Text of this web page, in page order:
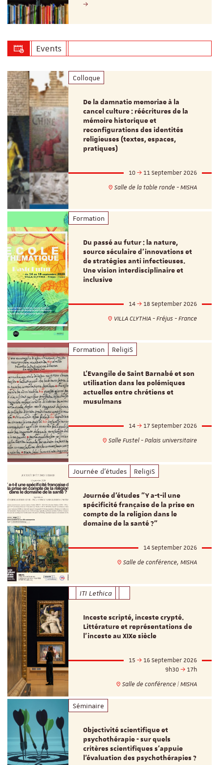
Events
Colloque
De la damnatio memoriae à la
cancel culture : réécritures de la
mémoire historique et
reconfigurations des identités
religieuses (textes, espaces,
pratiques)
10
11 September 2026
Salle de la table ronde - MISHA
Formation
Du passé au futur : la nature,
source séculaire d’innovations et
de stratégies anti infectieuses.
Une vision interdisciplinaire et
inclusive
14
18 September 2026
VILLA CLYTHIA - Fréjus - France
Formation ReligiS
L’Evangile de Saint Barnabé et son
utilisation dans les polémiques
actuelles entre chrétiens et
musulmans
14
17 September 2026
Salle Fustel - Palais universitaire
Journée d'études ReligiS
Journée d’études "Y a-t-il une
spécificité française de la prise en
compte de la religion dans le
domaine de la santé ?"
14 September 2026
Salle de conférence, MISHA
ITI Lethica
Inceste scripté, inceste crypté.
Littérature et représentations de
l’inceste au XIXe siècle
15
16 September 2026
9h30
17h
Salle de conférence | MISHA
Séminaire
Objectivité scientifique et
psychothérapie - sur quels
critères scientifiques s'appuie
l'évaluation des psychothérapies ?